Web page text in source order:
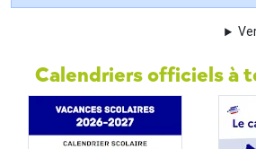
Calendriers officiels à